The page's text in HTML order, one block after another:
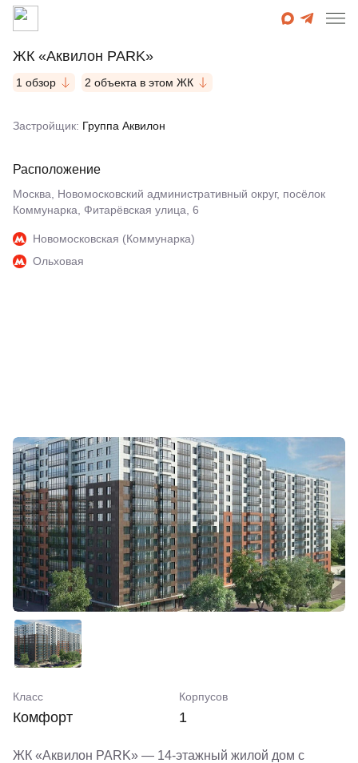
ЖК «Аквилон PARK»
1 обзор 2 объекта в этом ЖК
Застройщик: Группа Аквилон
Расположение
Москва, Новомосковский административный округ, посёлок
Коммунарка, Фитарёвская улица, 6
Новомосковская (Коммунарка)
Ольховая
Класс
Комфорт
Корпусов
1
ЖК «Аквилон PARK» — 14-этажный жилой дом с